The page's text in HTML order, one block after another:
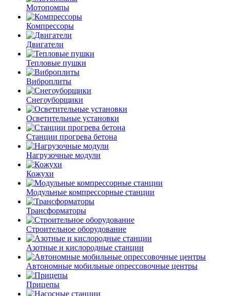
Мотопомпы
Компрессоры
Двигатели
Тепловые пушки
Виброплиты
Снегоуборщики
Осветительные установки
Станции прогрева бетона
Нагрузочные модули
Кожухи
Модульные компрессорные станции
Трансформаторы
Строительное оборудование
Азотные и кислородные станции
Автономные мобильные опрессовочные центры
Прицепы